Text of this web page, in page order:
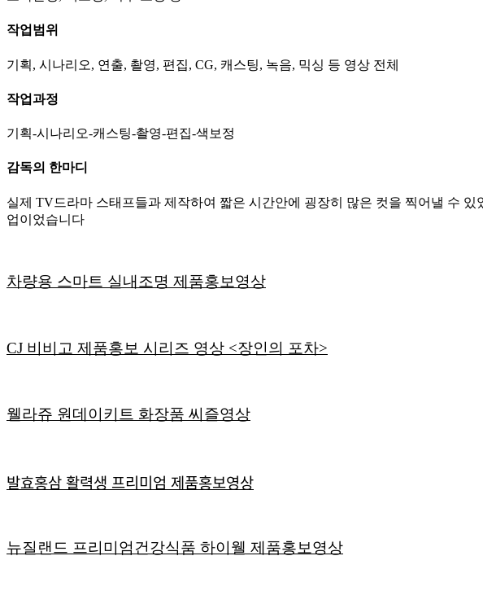
작업범위
기획, 시나리오, 연출, 촬영, 편집, CG, 캐스팅, 녹음, 믹싱 등 영상 전체
작업과정
기획-시나리오-캐스팅-촬영-편집-색보정
감독의 한마디
실제 TV드라마 스태프들과 제작하여 짧은 시간안에 굉장히 많은 컷을 찍어낼 수
업이었습니다
차량용 스마트 실내조명 제품홍보영상
CJ 비비고 제품홍보 시리즈 영상 <장인의 포차>
웰라쥬 원데이키트 화장품 씨즐영상
발효홍삼 활력생 프리미엄 제품홍보영상
뉴질랜드 프리미엄건강식품 하이웰 제품홍보영상